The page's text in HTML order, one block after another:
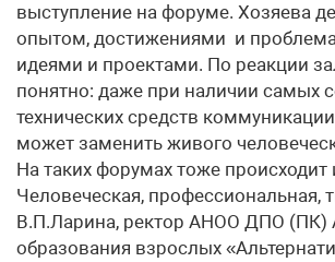
выступление на форуме. Хозяева
опытом, достижениями и
идеями и проектами. По реакции
понятно: даже при наличии самых
технических средств
может заменить живого
На таких форумах тоже происходит
Человеческая, профессиональная,
В.П.Ларина, ректор АНОО ДПО (ПК)
образования взрослых